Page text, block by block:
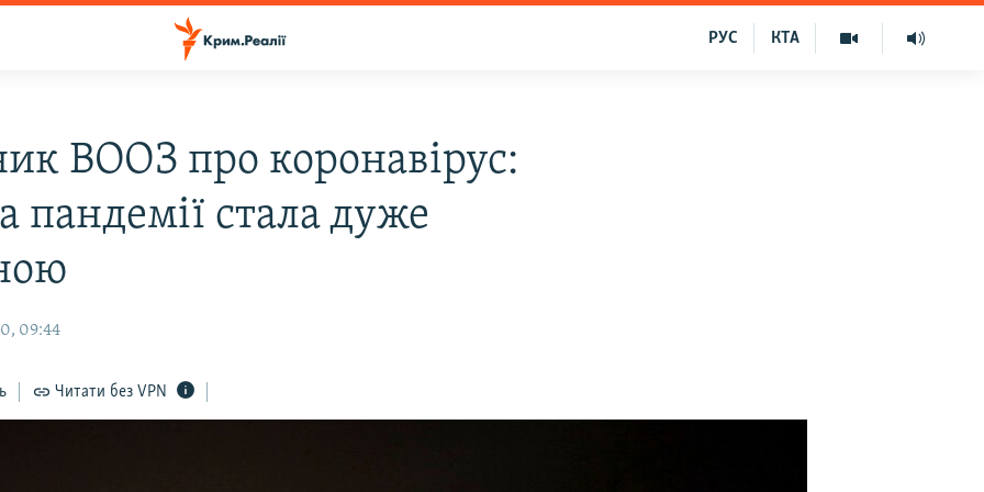
КТА
РУС
ВООЗ про коронавірус:
пандемії стала дуже
09:44
Читати без VPN